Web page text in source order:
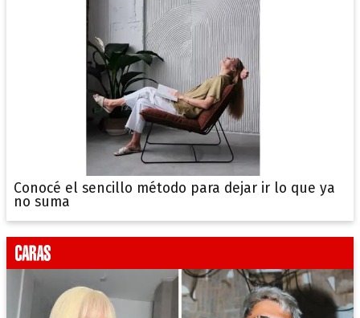
Conocé el sencillo método para dejar ir lo que ya
no suma